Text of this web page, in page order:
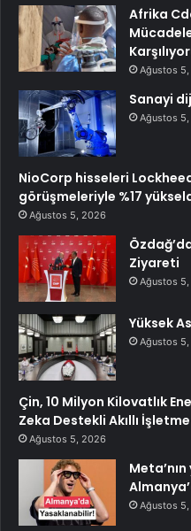
Afrika
Ağustos
Sanayi
Ağustos
NioCorp hisseleri
görüşmeleriyle %17
Ağustos 5, 2026
Ziyareti
Ağustos
Yüksek
Ağustos
Çin, 10 Milyon Kilovatlık
Zeka Destekli Akıllı
Ağustos 5, 2026
Ağustos